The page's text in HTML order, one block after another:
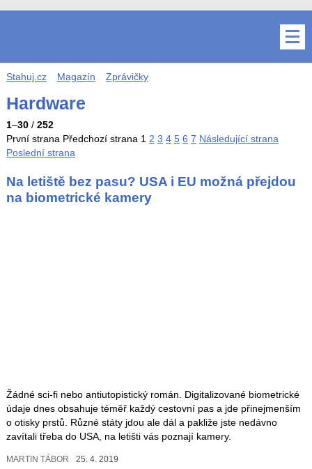
Stahuj.cz Magazín Zprávičky
Hardware
1–30/ 252
První strana Předchozí strana 1 2 3 4 5 6 7 Následující strana
Poslední strana
Na letiště bez pasu? USA i EU možná přejdou
na biometrické kamery
Žádné sci-fi nebo antiutopistický román. Digitalizované biometrické
údaje dnes obsahuje téměř každý cestovní pas a jde přinejmenším
o otisky prstů. Různé státy jdou ale dál a pakliže jste nedávno
zavítali třeba do USA, na letišti vás poznají kamery.
MARTIN TÁBOR 25. 4. 2019